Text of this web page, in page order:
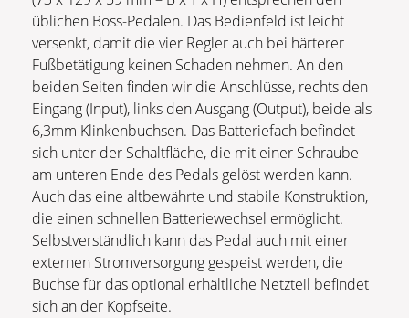
üblichen Boss-Pedalen. Das Bedienfeld ist leicht
versenkt, damit die vier Regler auch bei härterer
Fußbetätigung keinen Schaden nehmen. An den
beiden Seiten finden wir die Anschlüsse, rechts den
Eingang (Input), links den Ausgang (Output), beide als
6,3mm Klinkenbuchsen. Das Batteriefach befindet
sich unter der Schaltfläche, die mit einer Schraube
am unteren Ende des Pedals gelöst werden kann.
Auch das eine altbewährte und stabile Konstruktion,
die einen schnellen Batteriewechsel ermöglicht.
Selbstverständlich kann das Pedal auch mit einer
externen Stromversorgung gespeist werden, die
Buchse für das optional erhältliche Netzteil befindet
sich an der Kopfseite.